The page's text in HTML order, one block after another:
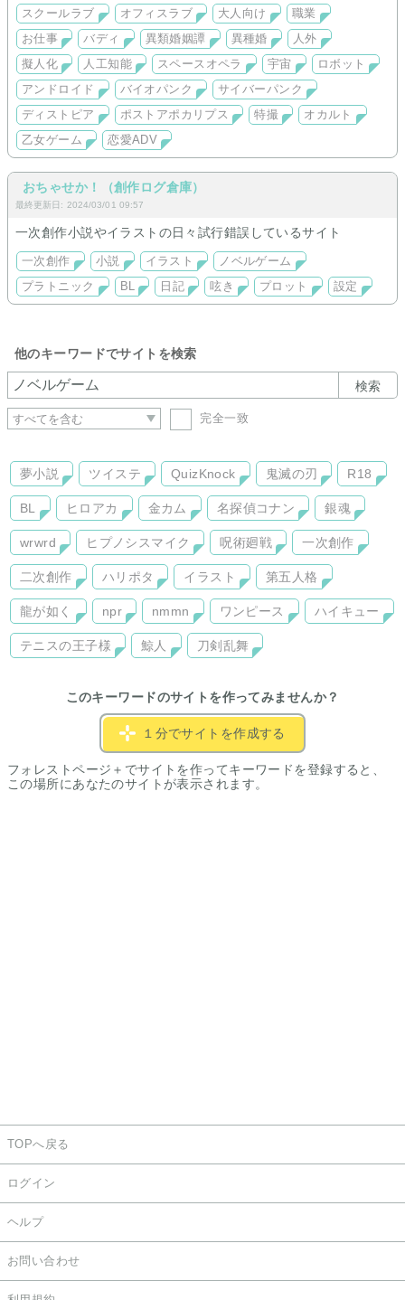
【 商業既刊 】
「From深海定期報告」（エンターブレインKCG文庫「アクアラ
ボ循環少年」収録）
「Flat＿フラット」（マイナビ出版）
「Flat＿MONTAGE The Game」（ノベルゲームアプリ『メイ
ビー』）
「Flat＿MONTAGE The Game Short 『Garble mail』」（ノベ
ルゲームアプリ『メイビー』）
ゲームアプリ『メイビー』）
「Flat＿MONTAGE The Game Short 『ARICA』」（ノベルゲ
ームアプリ『メイビー』）
スクールラブ
オフィスラブ 大人向け
職業
お仕事
バディ 異類婚姻譚 異種婚
人外
擬人化
人工知能 スペースオペラ 宇宙
ロボット
アンドロイド
バイオパンク
サイバーパンク
ディストピア
ポストアポカリプス 特撮
オカルト
乙女ゲーム
恋愛ADV
おちゃせか！（創作ログ倉庫）
最終更新日: 2024/03/01 09:57
一次創作小説やイラストの日々試行錯誤しているサイト
一次創作 小説 イラスト
ノベルゲーム
プラトニック
BL 日記 呟き プロット 設定
他のキーワードでサイトを検索
検索
完全一致
夢小説 ツイステ QuizKnock 鬼滅の刃 R18
BL ヒロアカ 金カム 名探偵コナン 銀魂
wrwrd ヒプノシスマイク 呪術廻戦 一次創作
二次創作 ハリポタ イラスト 第五人格
龍が如く npr nmmn ワンピース ハイキュー
テニスの王子様 鯨人 刀剣乱舞
このキーワードのサイトを作ってみませんか？
１分でサイトを作成する
フォレストページ＋でサイトを作ってキーワードを登録すると、
この場所にあなたのサイトが表示されます。
TOPへ戻る
ログイン
ヘルプ
お問い合わせ